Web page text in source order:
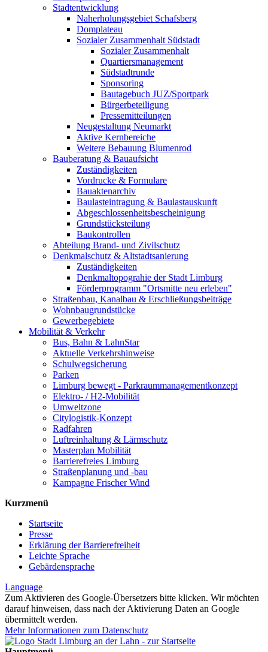
Stadtentwicklung
Naherholungsgebiet Schafsberg
Domplateau
Sozialer Zusammenhalt Südstadt
Sozialer Zusammenhalt
Quartiersmanagement
Südstadtrunde
Sponsoring
Bautagebuch JUZ/Sportpark
Bürgerbeteiligung
Pressemitteilungen
Neugestaltung Neumarkt
Aktive Kernbereiche
Weitere Bebauung Blumenrod
Bauberatung & Bauaufsicht
Zuständigkeiten
Vordrucke & Formulare
Bauaktenarchiv
Baulasteintragung & Baulastauskunft
Abgeschlossenheitsbescheinigung
Grundstücksteilung
Baukontrollen
Abteilung Brand- und Zivilschutz
Denkmalschutz & Altstadtsanierung
Zuständigkeiten
Denkmaltopograhie der Stadt Limburg
Förderprogramm "Ortsmitte neu erleben"
Straßenbau, Kanalbau & Erschließungsbeiträge
Wohnbaugrundstücke
Gewerbegebiete
Mobilität & Verkehr
Bus, Bahn & LahnStar
Aktuelle Verkehrshinweise
Schulwegsicherung
Parken
Limburg bewegt - Park­raum­management­konzept
Elektro- / H2-Mobilität
Umweltzone
Citylogistik-Konzept
Radfahren
Luftreinhaltung & Lärmschutz
Masterplan Mobilität
Barrierefreies Limburg
Straßenplanung und -bau
Kampagne Frischer Wind
Kurzmenü
Startseite
Presse
Erklärung der Barrierefreiheit
Leichte Sprache
Gebärdensprache
Language
Zum Aktivieren des Google-Übersetzers bitte klicken. Wir möchten
darauf hinweisen, dass nach der Aktivierung Daten an Google
übermittelt werden.
Mehr Informationen zum Datenschutz